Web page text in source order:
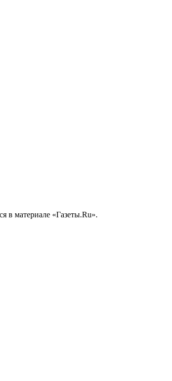
в материале «Газеты.Ru».